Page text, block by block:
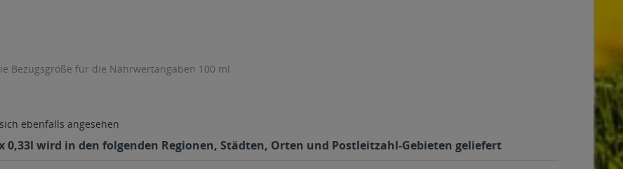
Bezugsgröße für die Nährwertangaben 100 ml
ebenfalls angesehen
0,33l wird in den folgenden Regionen, Städten, Orten und Postleitzahl-Gebieten geliefert